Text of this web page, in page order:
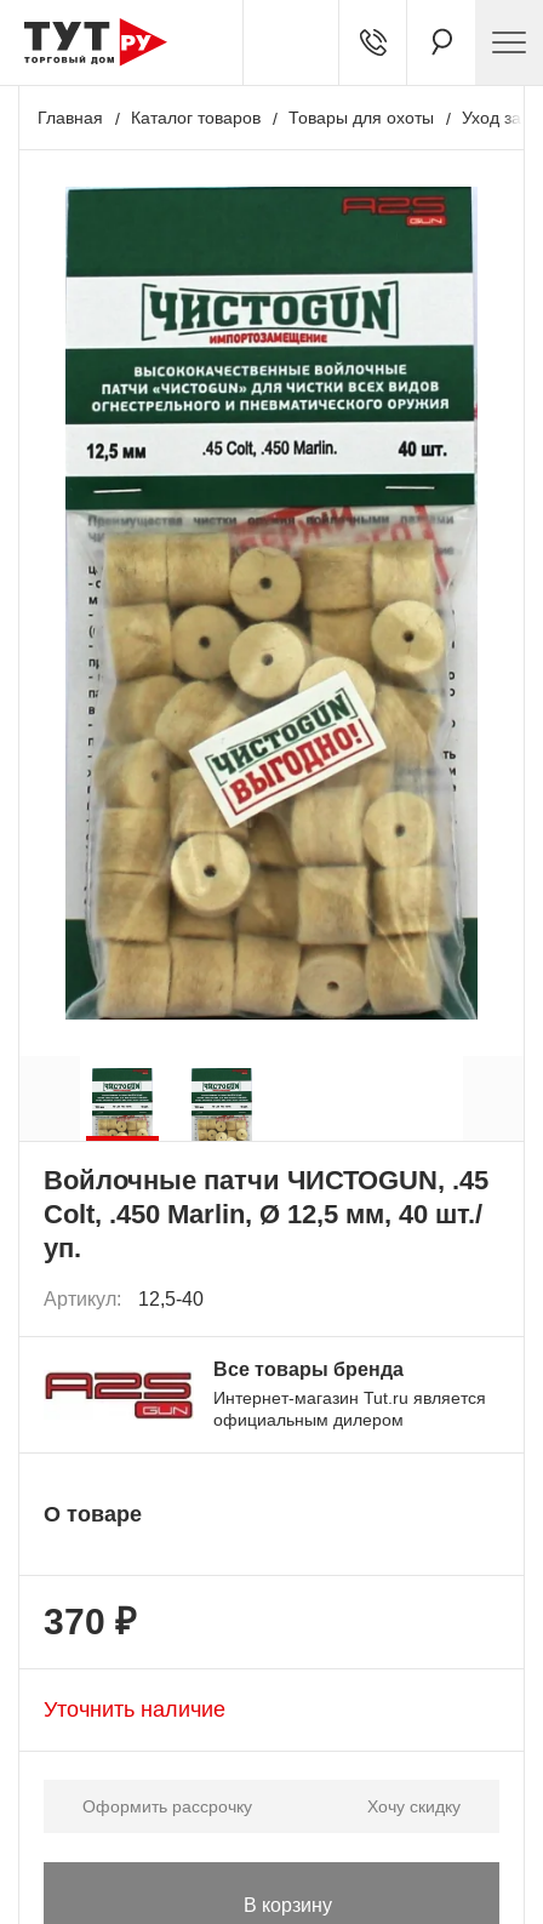
Главная Каталог товаров Товары для охоты Уход за
Войлочные патчи ЧИСТОGUN, .45
Colt, .450 Marlin, Ø 12,5 мм, 40 шт./
уп.
Артикул: 12,5-40
Все товары бренда
Интернет-магазин Tut.ru является
официальным дилером
О товаре
370 ₽
Уточнить наличие
Оформить рассрочку Хочу скидку
В корзину